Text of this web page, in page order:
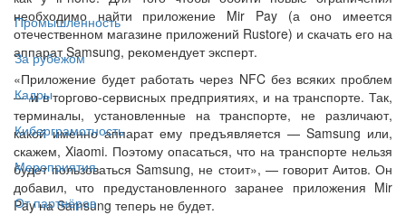
Промышленность
За рубежом
Кадры
Киберграмотность
Мероприятия
От партнёров
необходимо найти приложение Mir Pay (а оно имеется
отечественном магазине приложений Rustore) и скачать его на
аппарат Samsung, рекомендует эксперт.
«Приложение будет работать через NFC без всяких проблем
— и в торгово-сервисных предприятиях, и на транспорте. Так,
терминалы, установленные на транспорте, не различают,
какой именно аппарат ему предъявляется — Samsung или,
скажем, Xiaomi. Поэтому опасаться, что на транспорте нельзя
будет пользоваться Samsung, не стоит», — говорит Аитов. Он
добавил, что предустановленного заранее приложения Mir
Pay на Samsung теперь не будет.